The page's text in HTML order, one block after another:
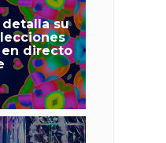
detalla su
directo